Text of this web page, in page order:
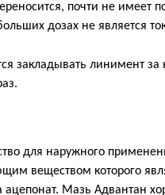
почти не имеет
дозах не является
закладывать линимент
для наружного
веществом которого
ацепонат. Мазь Адвантан